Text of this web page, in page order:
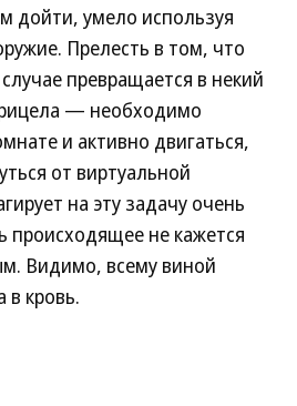
дойти, умело используя
Прелесть в том, что
превращается в некий
— необходимо
и активно двигаться,
от виртуальной
на эту задачу очень
происходящее не кажется
Видимо, всему виной
в кровь.